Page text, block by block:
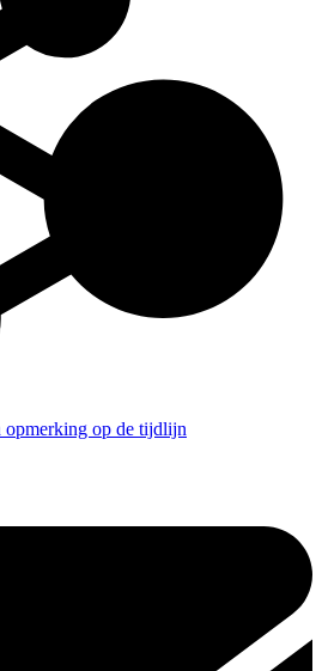
opmerking op de tijdlijn